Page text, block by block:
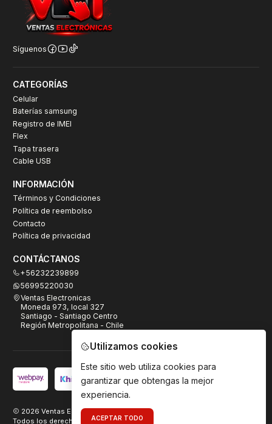
Síguenos
CATEGORÍAS
Celular
Baterías samsung
Registro de IMEI
Flex
Tapa trasera
Cable USB
INFORMACIÓN
Términos y Condiciones
Política de reembolso
Contacto
Política de privacidad
CONTÁCTANOS
+56232239899
56995220030
Ventas Electronicas
Moneda 973, local 327
Santiago - Santiago Centro
Región Metropolitana - Chile
2026 Ventas Electrónicas.
Todos los derechos reservados. Desarrollado por
Utilizamos cookies
Este sitio web utiliza cookies para
garantizar que obtengas la mejor
experiencia.
ACEPTAR TODO